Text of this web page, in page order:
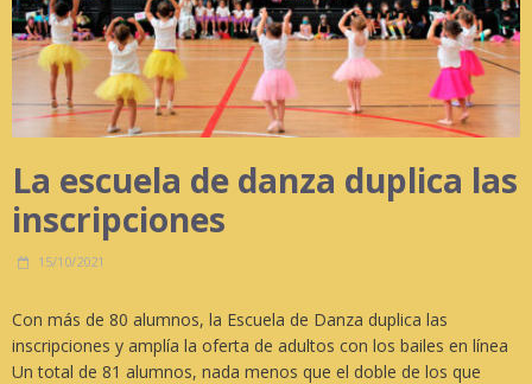
La escuela de danza duplica las
inscripciones
15/10/2021
Con más de 80 alumnos, la Escuela de Danza duplica las
inscripciones y amplía la oferta de adultos con los bailes en línea
Un total de 81 alumnos, nada menos que el doble de los que